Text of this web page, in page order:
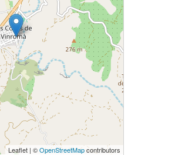
Leaflet | ©OpenStreetMapcontributors